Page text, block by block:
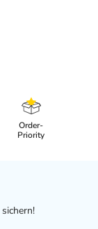
Order-
Priority
sichern!